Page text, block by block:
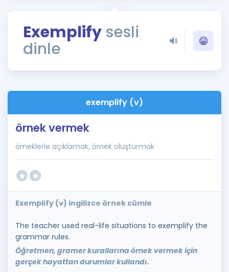
Rehberlik Aracı
ÖSYM Sınav Takvimi
İngilizce Gramer
Exemplify sesli
dinle
exemplify (v)
örnek vermek
örneklerle açıklamak, örnek oluşturmak
Exemplify (v) ingilizce örnek cümle
The teacher used real-life situations to exemplify the
grammar rules.
Öğretmen, gramer kurallarına örnek vermek için
gerçek hayattan durumlar kullandı.